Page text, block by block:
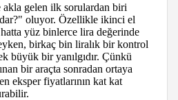
akla gelen ilk sorulardan biri
oluyor. Özellikle ikinci el
yüz binlerce lira değerinde
birkaç bin liralık bir kontrol
büyük bir yanılgıdır. Çünkü
bir araçta sonradan ortaya
eksper fiyatlarının kat kat